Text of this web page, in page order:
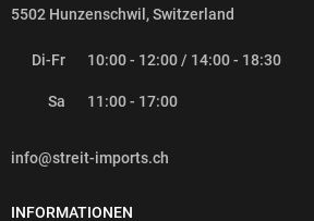
5502 Hunzenschwil, Switzerland
Di-Fr 10:00 - 12:00 / 14:00 - 18:30
Sa 11:00 - 17:00
info@streit-imports.ch
INFORMATIONEN